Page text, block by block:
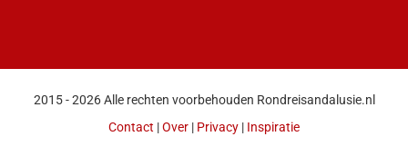
2015 - 2026 Alle rechten voorbehouden Rondreisandalusie.nl
Contact |Over | Privacy | Inspiratie